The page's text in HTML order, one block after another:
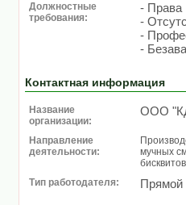
Должностные
требования:
- Права
-
-
-
Контактная информация
Название
организации:
ООО
Направление
деятельности:
мучных
Тип работодателя:
Прямой